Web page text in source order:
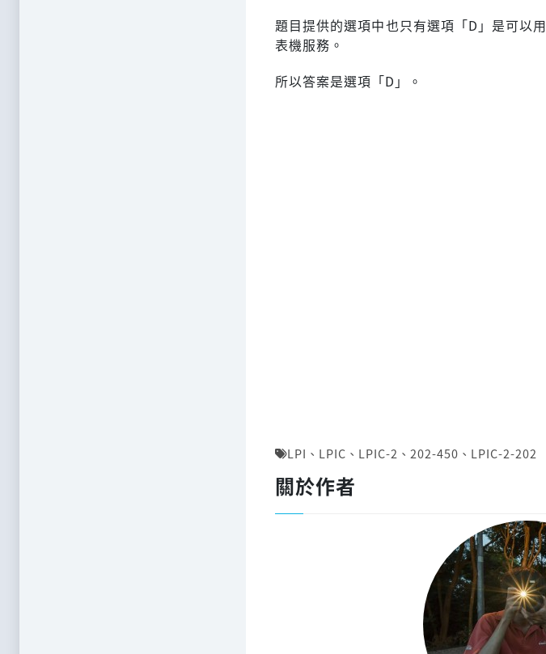
題目提供的選項中也只有選項「D」是可以
表機服務。
所以答案是選項「D」。
LPI 、 LPIC 、 LPIC-2 、 202-450 、 LPIC-2-202
關於作者